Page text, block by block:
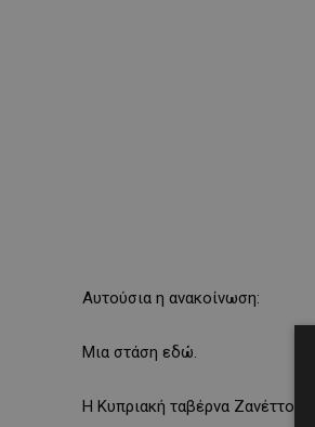
Αυτούσια η ανακοίνωση:
Μια στάση εδώ.
Η Κυπριακή ταβέρνα Ζανέττος,